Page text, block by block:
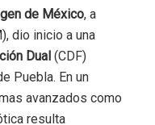
de México, a
dio inicio a una
Dual (CDF)
Puebla. En un
avanzados como
resulta